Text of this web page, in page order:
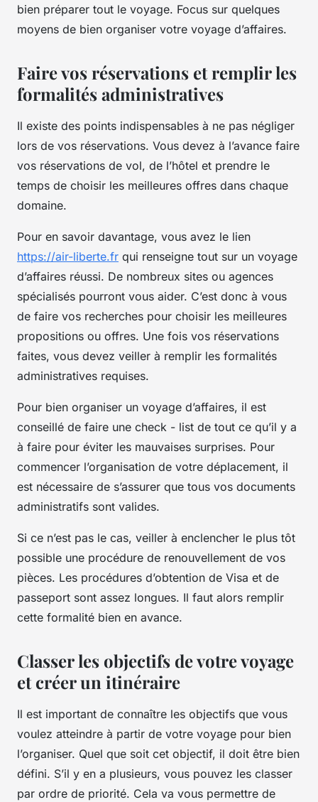
bien préparer tout le voyage. Focus sur quelques
moyens de bien organiser votre voyage d’affaires.
Faire vos réservations et remplir les
formalités administratives
Il existe des points indispensables à ne pas négliger
lors de vos réservations. Vous devez à l’avance faire
vos réservations de vol, de l’hôtel et prendre le
temps de choisir les meilleures offres dans chaque
domaine.
Pour en savoir davantage, vous avez le lien
https://air-liberte.fr qui renseigne tout sur un voyage
d’affaires réussi. De nombreux sites ou agences
spécialisés pourront vous aider. C’est donc à vous
de faire vos recherches pour choisir les meilleures
propositions ou offres. Une fois vos réservations
faites, vous devez veiller à remplir les formalités
administratives requises.
Pour bien organiser un voyage d’affaires, il est
conseillé de faire une check - list de tout ce qu’il y a
à faire pour éviter les mauvaises surprises. Pour
commencer l’organisation de votre déplacement, il
est nécessaire de s’assurer que tous vos documents
administratifs sont valides.
Si ce n’est pas le cas, veiller à enclencher le plus tôt
possible une procédure de renouvellement de vos
pièces. Les procédures d’obtention de Visa et de
passeport sont assez longues. Il faut alors remplir
cette formalité bien en avance.
Classer les objectifs de votre voyage
et créer un itinéraire
Il est important de connaître les objectifs que vous
voulez atteindre à partir de votre voyage pour bien
l’organiser. Quel que soit cet objectif, il doit être bien
défini. S’il y en a plusieurs, vous pouvez les classer
par ordre de priorité. Cela va vous permettre de